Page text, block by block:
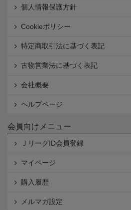
個人情報保護方針
Cookieポリシー
特定商取引法に基づく表記
古物営業法に基づく表記
会社概要
ヘルプページ
会員向けメニュー
ＪリーグID会員登録
マイページ
購入履歴
メルマガ設定